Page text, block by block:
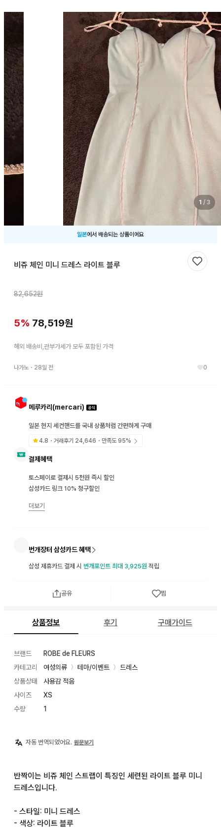
1 / 3
일본에서 배송되는 상품이에요
비쥬 체인 미니 드레스 라이트 블루
82,652원
5% 78,519원
해외 배송비,관부가세가 모두 포함된 가격
나가노 ・ 28일 전 0
메루카리(mercari)
일본 현지 세컨핸드를 국내 상품처럼 간편하게 구매
4.8 ・거래후기 24,646 ・만족도95%
결제혜택
토스페이로 결제시 5천원 즉시 할인
삼성카드 링크 10% 청구할인
더보기
번개장터 삼성카드 혜택
삼성 제휴카드 결제 시 번개포인트 최대 3,925원 적립
찜하기
공유 찜
상품정보 후기 구매가이드
브랜드
ROBE de FLEURS
카테고리
여성의류 〉 테마/이벤트 〉
드레스
상품상태
사용감 적음
사이즈
XS
수량
1
자동 번역되었어요. 원문보기
반짝이는 비쥬 체인 스트랩이 특징인 세련된 라이트 블루 미니
드레스입니다.
- 스타일: 미니 드레스
- 색상: 라이트 블루